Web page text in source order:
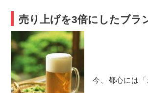
売り上げを3倍にしたブラ
今、都心には「